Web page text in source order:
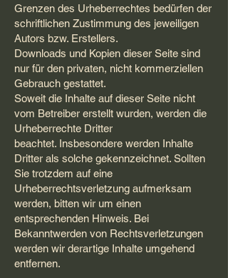
Grenzen des Urheberrechtes bedürfen der
schriftlichen Zustimmung des jeweiligen
Autors bzw. Erstellers.
Downloads und Kopien dieser Seite sind
nur für den privaten, nicht kommerziellen
Gebrauch gestattet.
Soweit die Inhalte auf dieser Seite nicht
vom Betreiber erstellt wurden, werden die
Urheberrechte Dritter
beachtet. Insbesondere werden Inhalte
Dritter als solche gekennzeichnet. Sollten
Sie trotzdem auf eine
Urheberrechtsverletzung aufmerksam
werden, bitten wir um einen
entsprechenden Hinweis. Bei
Bekanntwerden von Rechtsverletzungen
werden wir derartige Inhalte umgehend
entfernen.